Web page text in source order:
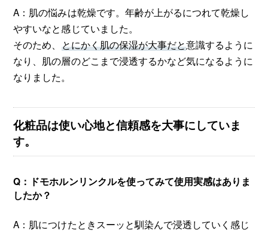
A：肌の悩みは乾燥です。年齢が上がるにつれて乾燥し
やすいなと感じていました。
そのため、 とにかく肌の保湿が大事だと意識するように
なり、肌の層のどこまで浸透するかなど気になるように
なりました。
化粧品は使い心地と信頼感を大事にしていま
す。
Q：ドモホルンリンクルを使ってみて使用実感はありま
したか？
A：肌につけたときスーッと馴染んで浸透していく感じ